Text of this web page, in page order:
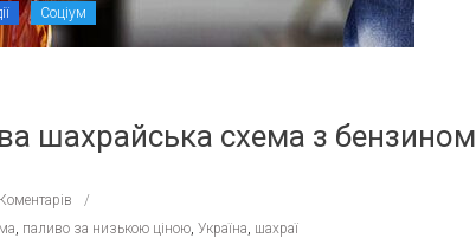
Соціум
шахрайська схема з бензином
паливо за низькою ціною Україна шахраї